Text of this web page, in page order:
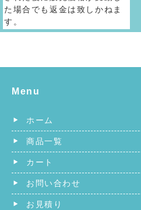
た場合でも返金は致しかねま
す。
Menu
ホーム
商品一覧
カート
お問い合わせ
お見積り